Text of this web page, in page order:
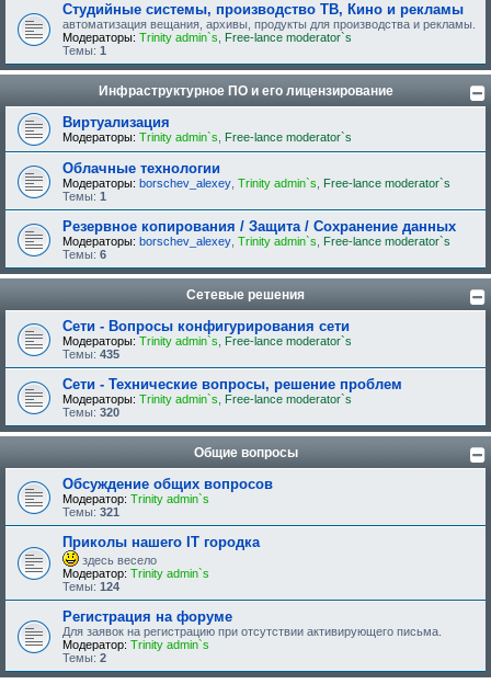
Студийные системы, производство ТВ, Кино и рекламы
автоматизация вещания, архивы, продукты для производства и рекламы.
Модераторы: Trinity admin`s
Free-lance moderator`s
Темы: 1
Инфраструктурное ПО и его лицензирование
Виртуализация
Модераторы: Trinity admin`s Free-lance moderator`s
Облачные технологии
Модераторы: borschev_alexey Trinity admin`s
Free-lance moderator`s
Темы: 1
Резервное копирования / Защита / Сохранение данных
Модераторы: borschev_alexey Trinity admin`s
Free-lance moderator`s
Темы: 6
Сетевые решения
Сети - Вопросы конфигурирования сети
Модераторы: Trinity admin`s
Free-lance moderator`s
Темы: 435
Сети - Технические вопросы, решение проблем
Модераторы: Trinity admin`s
Free-lance moderator`s
Темы: 320
Общие вопросы
Обсуждение общих вопросов
Модератор: Trinity admin`s
Темы: 321
Приколы нашего IT городка
здесь весело
Модератор: Trinity admin`s
Темы: 124
Регистрация на форуме
Для заявок на регистрацию при отсутствии активирующего письма.
Модератор: Trinity admin`s
Темы: 2